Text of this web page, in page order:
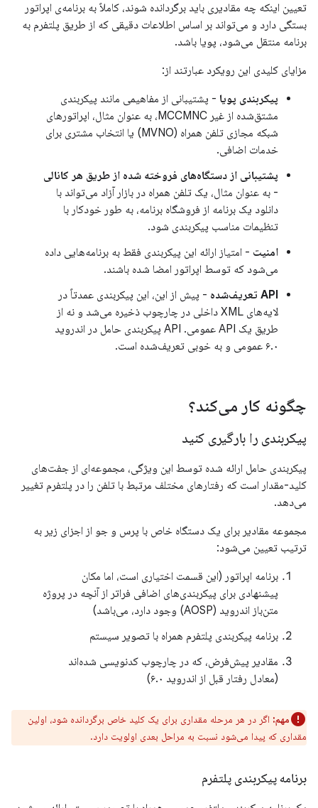
تعیین اینکه چه مقادیری باید برگردانده شوند، کاملاً به برنامه‌ی اپراتور
بستگی دارد و می‌تواند بر اساس اطلاعات دقیقی که از طریق پلتفرم به
برنامه منتقل می‌شود، پویا باشد.
مزایای کلیدی این رویکرد عبارتند از:
پیکربندی پویا - پشتیبانی از مفاهیمی مانند پیکربندی
مشتق‌شده از غیر MCCMNC، به عنوان مثال، اپراتورهای
شبکه مجازی تلفن همراه (MVNO) یا انتخاب مشتری برای
خدمات اضافی.
پشتیبانی از دستگاه‌های فروخته شده از طریق هر کانالی
- به عنوان مثال، یک تلفن همراه در بازار آزاد می‌تواند با
دانلود یک برنامه از فروشگاه برنامه، به طور خودکار با
تنظیمات مناسب پیکربندی شود.
امنیت - امتیاز ارائه این پیکربندی فقط به برنامه‌هایی داده
می‌شود که توسط اپراتور امضا شده باشند.
API تعریف‌شده
- پیش از این، این پیکربندی عمدتاً در
لایه‌های XML داخلی در چارچوب ذخیره می‌شد و نه از
طریق یک API عمومی. API پیکربندی حامل در اندروید
۶.۰ عمومی و به خوبی تعریف‌شده است.
چگونه کار می‌کند؟
پیکربندی را بارگیری کنید
پیکربندی حامل ارائه شده توسط این ویژگی، مجموعه‌ای از جفت‌های
کلید-مقدار است که رفتارهای مختلف مرتبط با تلفن را در پلتفرم تغییر
می‌دهد.
مجموعه مقادیر برای یک دستگاه خاص با پرس و جو از اجزای زیر به
ترتیب تعیین می‌شود:
برنامه اپراتور (این قسمت اختیاری است، اما مکان
پیشنهادی برای پیکربندی‌های اضافی فراتر از آنچه در پروژه
متن‌باز اندروید (AOSP) وجود دارد، می‌باشد)
برنامه پیکربندی پلتفرم همراه با تصویر سیستم
مقادیر پیش‌فرض، که در چارچوب کدنویسی شده‌اند
(معادل رفتار قبل از اندروید ۶.۰)
مهم: اگر در هر مرحله مقداری برای یک کلید خاص برگردانده شود، اولین
مقداری که پیدا می‌شود نسبت به مراحل بعدی اولویت دارد.
برنامه پیکربندی پلتفرم